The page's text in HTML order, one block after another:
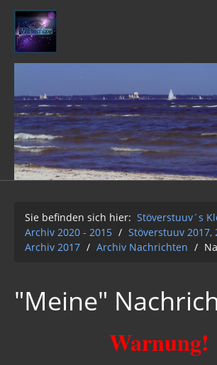
Stöverstuuv´s Klöndöör
Freimaurer
04-2021
01-12-2Q2Q
AUFKLÄRUNG 2Q2Q
Klimawandel der Kabale
Sie befinden sich hier: Stöverstuuv´s
Archiv 2020 - 2015 / Stöverstuuv 2017,
Archiv 2017 / Archiv Nachrichten /
"Meine"
Warnung!